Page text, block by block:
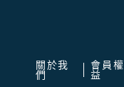
關於我
們
會員權
益